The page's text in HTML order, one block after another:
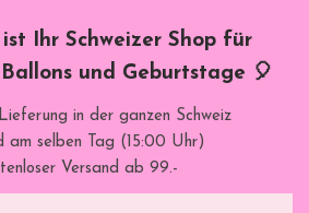
ist Ihr Schweizer Shop für
und Geburtstage 🎈
in der ganzen Schweiz
am selben Tag (15:00 Uhr)
Versand ab 99.-